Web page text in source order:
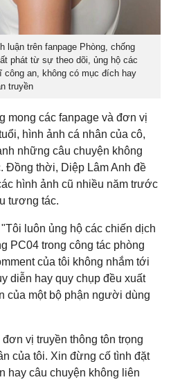
luận trên fanpage Phòng, chống
phát từ sự theo dõi, ủng hộ các
công an, không có mục đích hay
truyền
mong các fanpage và đơn vị
hình ảnh cá nhân của cô,
những câu chuyện không
Đồng thời, Diệp Lâm Anh đề
hình ảnh cũ nhiều năm trước
tương tác.
luôn ủng hộ các chiến dịch
PC04 trong công tác phòng
của tôi không nhắm tới
diễn hay quy chụp đều xuất
của một bộ phận người dùng
vị truyền thông tôn trọng
của tôi. Xin đừng cố tình đặt
hay câu chuyện không liên